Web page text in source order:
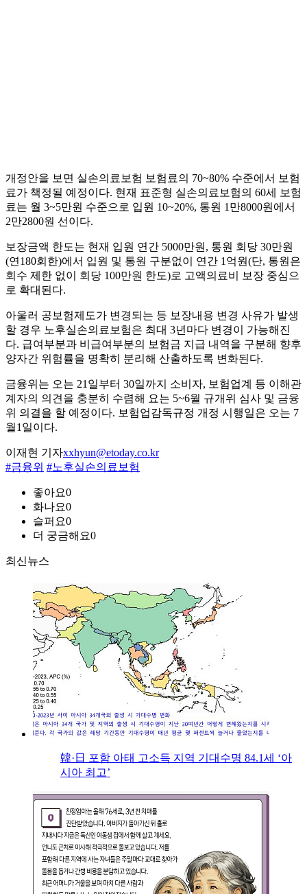
개정안을 보면 실손의료보험 보험료의 70~80% 수준에서 보험
료가 책정될 예정이다. 현재 표준형 실손의료보험의 60세 보험
료는 월 3~5만원 수준으로 입원 10~20%, 통원 1만8000원에서
2만2800원 선이다.
보장금액 한도는 현재 입원 연간 5000만원, 통원 회당 30만원
(연180회한)에서 입원 및 통원 구분없이 연간 1억원(단, 통원은
회수 제한 없이 회당 100만원 한도)로 고액의료비 보장 중심으
로 확대된다.
아울러 공보험제도가 변경되는 등 보장내용 변경 사유가 발생
할 경우 노후실손의료보험은 최대 3년마다 변경이 가능해진
다. 급여부분과 비급여부분의 보험금 지급 내역을 구분해 향후
양자간 위험률을 명확히 분리해 산출하도록 변화된다.
금융위는 오는 21일부터 30일까지 소비자, 보험업계 등 이해관
계자의 의견을 충분히 수렴해 요는 5~6월 규개위 심사 및 금융
위 의결을 할 예정이다. 보험업감독규정 개정 시행일은 오는 7
월1일이다.
이재현 기자xxhyun@etoday.co.kr
#금융위 #노후실손의료보험
좋아요0
화나요0
슬퍼요0
더 궁금해요0
최신뉴스
韓·日 포함 아태 고소득 지역 기대수명 84.1세 ‘아
시아 최고’